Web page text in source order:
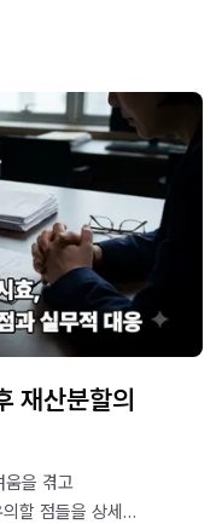
재산분할의
움을 겪고
할 점들을 상세히